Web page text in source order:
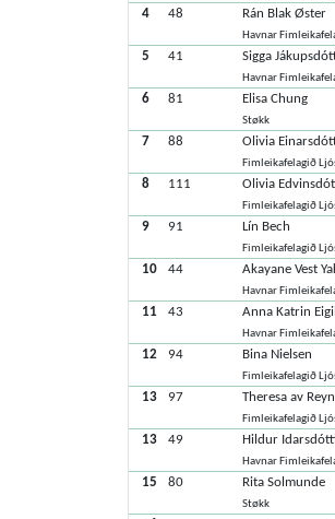
4 48 Rán Blak Øster
Havnar
5 41 Sigga
Havnar
6 81 Elisa Chung
Støkk
7 88 Olivia
Fimleikafelagið
8 111 Olivia
Fimleikafelagið
9 91 Lín Bech
Fimleikafelagið
10 44 Akayane Vest
Havnar
11 43 Anna Katrin
Havnar
12 94 Bina Nielsen
Fimleikafelagið
13 97 Theresa av
Fimleikafelagið
13 49 Hildur
Havnar
15 80 Rita Solmunde
Støkk